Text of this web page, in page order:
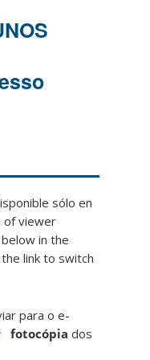
sólo en
of viewer
in the
link to switch
para o e-
fotocópiados